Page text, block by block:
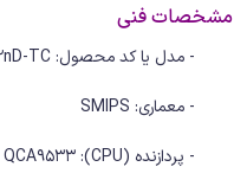
مشخصات فنی
- مدل یا کد محصول: RB941-2nD-TC
- معماری: SMIPS
- پردازنده (CPU): QCA9533